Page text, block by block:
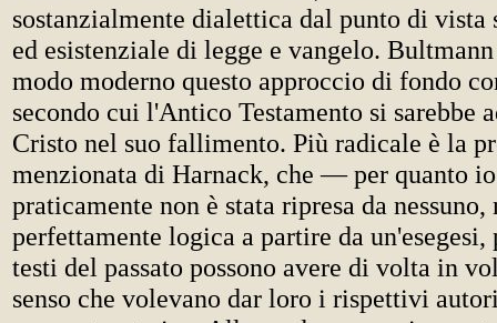
sostanzialmente dialettica dal punto di
ed esistenziale di legge e vangelo. Bultmann
modo moderno questo approccio di fondo
secondo cui l'Antico Testamento si sarebbe
Cristo nel suo fallimento. Più radicale è la
menzionata di Harnack, che — per quanto
praticamente non è stata ripresa da nessuno,
perfettamente logica a partire da un'esegesi,
testi del passato possono avere di volta in
senso che volevano dar loro i rispettivi